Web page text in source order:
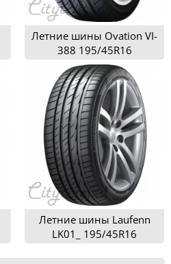
Летние шины Ovation VI-
388 195/45R16
Летние шины Laufenn
LK01_ 195/45R16